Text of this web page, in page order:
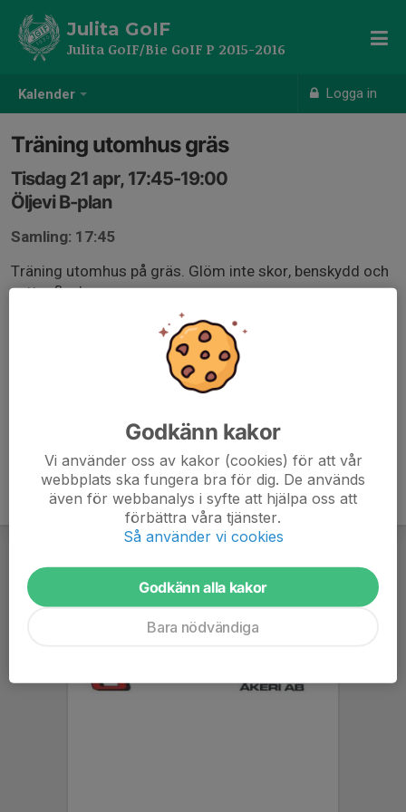
Kalender Logga in
Julita GoIF
Julita GoIF/Bie GoIF P 2015-2016
Träning utomhus gräs
Tisdag 21 apr, 17:45-19:00
Öljevi B-plan
Samling: 17:45
Träning utomhus på gräs. Glöm inte skor, benskydd och
vattenflaska.
Samling och mjukstart från 17:45 och hinner man inte
fram tills dess är det ok. Vi drar igång på riktigt strax
Godkänn kakor
Vi använder oss av kakor (cookies) för att vår
webbplats ska fungera bra för dig. De används
även för webbanalys i syfte att hjälpa oss att
förbättra våra tjänster.
Så använder vi cookies
Godkänn alla kakor
Bara nödvändiga